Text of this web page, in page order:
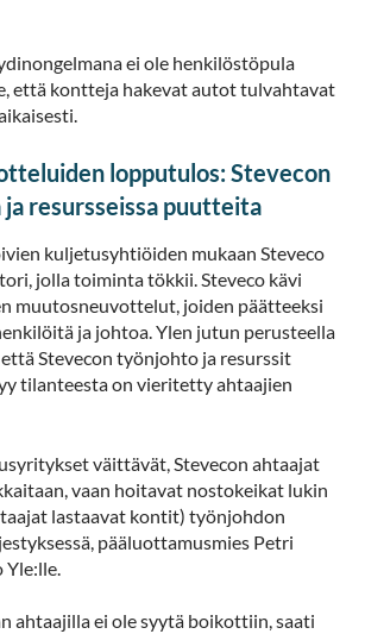
ei ole henkilöstöpula
että kontteja hakevat autot tulvahtavat
lopputulos: Stevecon
resursseissa puutteita
kuljetusyhtiöiden mukaan Steveco
jolla toiminta tökkii. Steveco kävi
muutosneuvottelut, joiden päätteeksi
ja johtoa. Ylen jutun perusteella
Stevecon työnjohto ja resurssit
tilanteesta on vieritetty ahtaajien
väittävät, Stevecon ahtaajat
vaan hoitavat nostokeikat lukin
lastaavat kontit) työnjohdon
pääluottamusmies Petri
ahtaajilla ei ole syytä boikottiin, saati